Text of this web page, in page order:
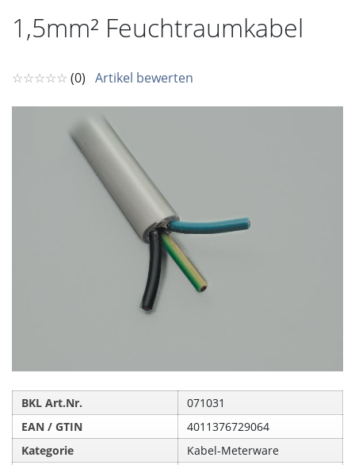
1,5mm² Feuchtraumkabel
☆☆☆☆☆ (0) Artikel bewerten
BKL Art.Nr.
071031
EAN / GTIN
4011376729064
Kategorie
Kabel-Meterware